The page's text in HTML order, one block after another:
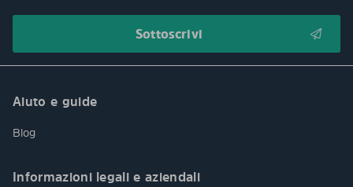
Aiuto e guide
Blog
Informazioni legali e aziendali